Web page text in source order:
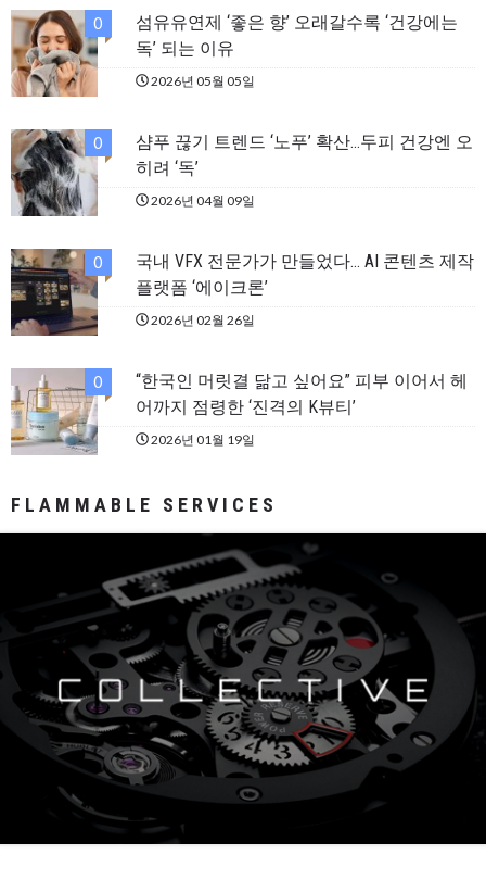
0
섬유유연제 ‘좋은 향’ 오래갈수록 ‘건강에는
독’ 되는 이유
2026년 05월 05일
0
샴푸 끊기 트렌드 ‘노푸’ 확산…두피 건강엔 오
히려 ‘독’
2026년 04월 09일
0
국내 VFX 전문가가 만들었다… AI 콘텐츠 제작
플랫폼 ‘에이크론’
2026년 02월 26일
0
“한국인 머릿결 닮고 싶어요” 피부 이어서 헤
어까지 점령한 ‘진격의 K뷰티’
2026년 01월 19일
FLAMMABLE SERVICES